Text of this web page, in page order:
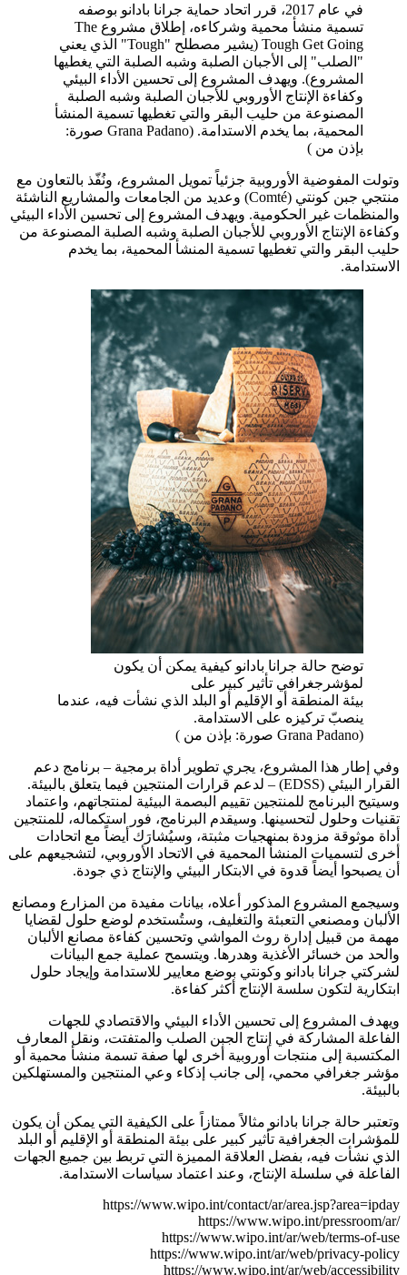
في عام 2017، قرر اتحاد حماية جرانا بادانو بوصفه
تسمية منشأ محمية وشركاءه، إطلاق مشروع The
Tough Get Going (يشير مصطلح "Tough" الذي يعني
"الصلب" إلى الأجبان الصلبة وشبه الصلبة التي يغطيها
المشروع). ويهدف المشروع إلى تحسين الأداء البيئي
وكفاءة الإنتاج الأوروبي للأجبان الصلبة وشبه الصلبة
المصنوعة من حليب البقر والتي تغطيها تسمية المنشأ
المحمية، بما يخدم الاستدامة. (Grana Padano صورة:
بإذن من )
وتولت المفوضية الأوروبية جزئياً تمويل المشروع، ونُفّذ بالتعاون مع
منتجي جبن كونتي (Comté) وعديد من الجامعات والمشاريع الناشئة
والمنظمات غير الحكومية. ويهدف المشروع إلى تحسين الأداء البيئي
وكفاءة الإنتاج الأوروبي للأجبان الصلبة وشبه الصلبة المصنوعة من
حليب البقر والتي تغطيها تسمية المنشأ المحمية، بما يخدم
الاستدامة.
توضح حالة جرانا بادانو كيفية يمكن أن يكون
لمؤشرجغرافي تأثير كبير على
بيئة المنطقة أو الإقليم أو البلد الذي نشأت فيه، عندما
ينصبّ تركيزه على الاستدامة.
(Grana Padano صورة: بإذن من )
وفي إطار هذا المشروع، يجري تطوير أداة برمجية – برنامج دعم
القرار البيئي (EDSS) – لدعم قرارات المنتجين فيما يتعلق بالبيئة.
وسيتيح البرنامج للمنتجين تقييم البصمة البيئية لمنتجاتهم، واعتماد
تقنيات وحلول لتحسينها. وسيقدم البرنامج، فور استكماله، للمنتجين
أداة موثوقة مزودة بمنهجيات مثبتة، وسيُشارَك أيضاً مع اتحادات
أخرى لتسميات المنشأ المحمية في الاتحاد الأوروبي، لتشجيعهم على
أن يصبحوا أيضاً قدوة في الابتكار البيئي والإنتاج ذي جودة.
وسيجمع المشروع المذكور أعلاه، بيانات مفيدة من المزارع ومصانع
الألبان ومصنعي التعبئة والتغليف، وستُستخدم لوضع حلول لقضايا
مهمة من قبيل إدارة روث المواشي وتحسين كفاءة مصانع الألبان
والحد من خسائر الأغذية وهدرها. ويتسمح عملية جمع البيانات
لشركتي جرانا بادانو وكونتي بوضع معايير للاستدامة وإيجاد حلول
ابتكارية لتكون سلسة الإنتاج أكثر كفاءة.
ويهدف المشروع إلى تحسين الأداء البيئي والاقتصادي للجهات
الفاعلة المشاركة في إنتاج الجبن الصلب والمتفتت، ونقل المعارف
المكتسبة إلى منتجات أوروبية أخرى لها صفة تسمة منشأ محمية أو
مؤشر جغرافي محمي، إلى جانب إذكاء وعي المنتجين والمستهلكين
بالبيئة.
وتعتبر حالة جرانا بادانو مثالاً ممتازاً على الكيفية التي يمكن أن يكون
للمؤشرات الجغرافية تأثير كبير على بيئة المنطقة أو الإقليم أو البلد
الذي نشأت فيه، بفضل العلاقة المميزة التي تربط بين جميع الجهات
الفاعلة في سلسلة الإنتاج، وعند اعتماد سياسات الاستدامة.
https://www.wipo.int/contact/ar/area.jsp?area=ipday
https://www.wipo.int/pressroom/ar/
https://www.wipo.int/ar/web/terms-of-use
https://www.wipo.int/ar/web/privacy-policy
https://www.wipo.int/ar/web/accessibility